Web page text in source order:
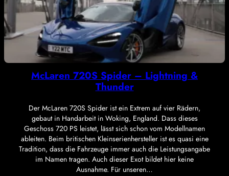
McLaren 720S Spider – Lightning &
Thunder
Der McLaren 720S Spider ist ein Extrem auf vier Rädern,
gebaut in Handarbeit in Woking, England. Dass dieses
Geschoss 720 PS leistet, lässt sich schon vom Modellnamen
ableiten. Beim britischen Kleinserienhersteller ist es quasi eine
Tradition, dass die Fahrzeuge immer auch die Leistungsangabe
im Namen tragen. Auch dieser Exot bildet hier keine
Ausnahme. Für unseren…